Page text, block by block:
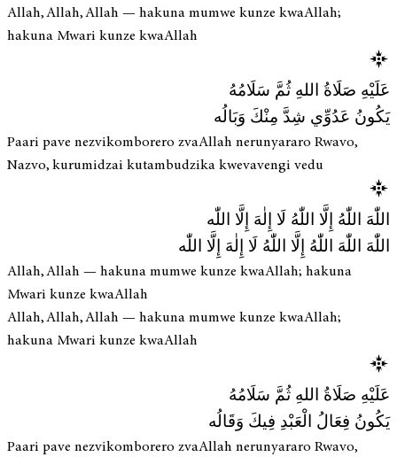
Allah, Allah, Allah — hakuna mumwe kunze kwaAllah;
hakuna Mwari kunze kwaAllah
عَلَيْهِ صَلَاةُ اللهِ ثُمَّ سَلَامُهُ
يَكُونُ عَدُوِّي شِدَّ مِنْكَ وَبَالُه
Paari pave nezvikomborero zvaAllah nerunyararo Rwavo,
Nazvo, kurumidzai kutambudzika kwevavengi vedu
اللّٰهَ اللّٰهُ إِلَّا اللّٰهُ لَا إِلٰهَ إِلَّا اللّٰه
اللّٰهَ اللّٰهَ اللّٰهُ إِلَّا اللّٰهُ لَا إِلٰهَ إِلَّا اللّٰه
Allah, Allah — hakuna mumwe kunze kwaAllah; hakuna
Mwari kunze kwaAllah
Allah, Allah, Allah — hakuna mumwe kunze kwaAllah;
hakuna Mwari kunze kwaAllah
عَلَيْهِ صَلَاةُ اللهِ ثُمَّ سَلَامُهُ
يَكُونُ فِعَالُ الْعَبْدِ فِيكَ وَقَالُه
Paari pave nezvikomborero zvaAllah nerunyararo Rwavo,